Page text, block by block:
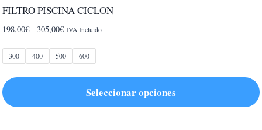
FILTRO PISCINA CICLON
198,00€ - 305,00€Rango
precios:
305,00€
IVA Incluido
300 400 500 600
Seleccionar opciones